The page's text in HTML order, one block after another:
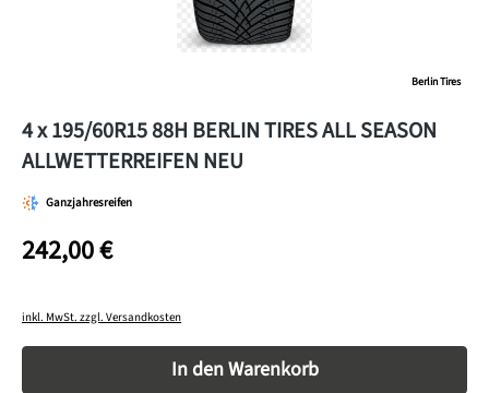
4 x 195/60R15 88H BERLIN TIRES ALL SEASON
ALLWETTERREIFEN NEU
Berlin Tires
Ganzjahresreifen
242,00 €
inkl. MwSt. zzgl. Versandkosten
Produkt Anzahl: Gib den gewünschten Wert
In den Warenkorb